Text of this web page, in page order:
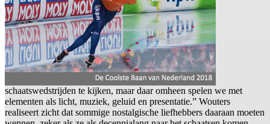
schaatswedstrijden te kijken, maar daar omheen spelen we met
elementen als licht, muziek, geluid en presentatie.” Wouters
realiseert zicht dat sommige nostalgische liefhebbers daaraan moeten